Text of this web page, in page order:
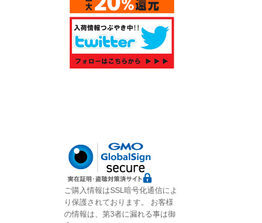
ご購入情報はSSL暗号化通信によ
り保護されております。 お客様
の情報は、第3者に漏れる事は御